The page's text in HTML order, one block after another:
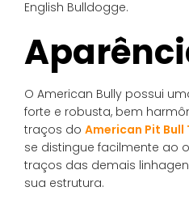
English Bulldogge.
O American Bully possui
forte e robusta, bem
traços do American Pit Bull
se distingue facilmente ao
traços das demais
sua estrutura.